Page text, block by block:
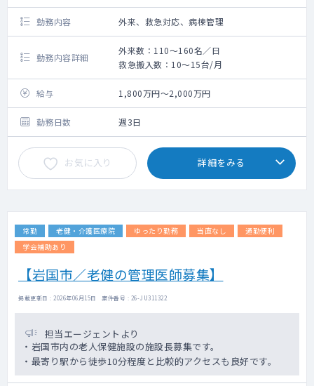
勤務内容 外来、救急対応、病棟管理
勤務内容詳細
外来数：110～160名／日
救急搬入数：10～15台/月
給与 1,800万円～2,000万円
勤務日数 週3日
お気に入り 詳細をみる
常勤 老健・介護医療院 ゆったり勤務 当直なし
通勤便利
学会補助あり
【岩国市／老健の管理医師募集】
掲載更新日 : 2026年06月15日 案件番号 : 26-JU311322
担当エージェントより
・岩国市内の老人保健施設の施設長募集です。
・最寄り駅から徒歩10分程度と比較的アクセスも良好です。